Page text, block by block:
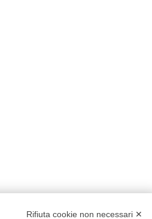
Rifiuta cookie non necessari ✕